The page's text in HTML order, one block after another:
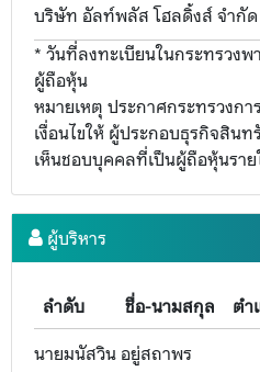
บริษัท อัลท์พลัส โฮลดิ้งส์ จำกัด
* วันที่ลงทะเบียนในกระทรวง
ผู้ถือหุ้น
หมายเหตุ ประกาศกระทรวงก
เงื่อนไขให้ ผู้ประกอบธุรกิจสิน
เห็นชอบบุคคลที่เป็นผู้ถือหุ้นรา
ผู้บริหาร
ลำดับ ชื่อ-นามสกุล ตำ
นายมนัสวิน อยู่สถาพร